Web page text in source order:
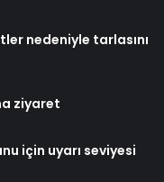
nedeniyle tarlasını
ziyaret
için uyarı seviyesi